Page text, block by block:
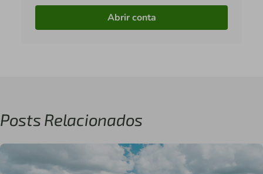
Abrir conta
Posts Relacionados